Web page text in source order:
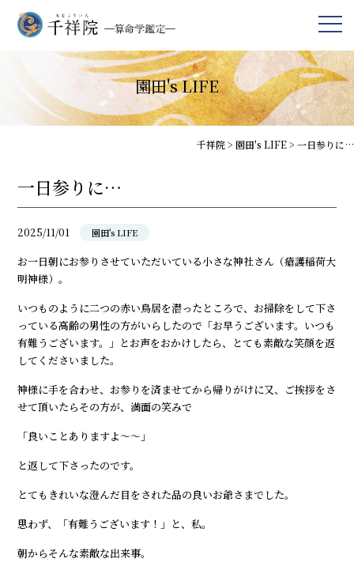
園田's LIFE
千祥院> 園田's LIFE> 一日参りに…
一日参りに…
2025/11/01 園田's LIFE
お一日朝にお参りさせていただいている小さな神社さん（瘡護稲荷大
明神様）。
いつものように二つの赤い鳥居を潜ったところで、お掃除をして下さ
っている高齢の男性の方がいらしたので「お早うございます。いつも
有難うございます。」とお声をおかけしたら、とても素敵な笑顔を返
してくださいました。
神様に手を合わせ、お参りを済ませてから帰りがけに又、ご挨拶をさ
せて頂いたらその方が、満面の笑みで
「良いことありますよ～～」
と返して下さったのです。
とてもきれいな澄んだ目をされた品の良いお爺さまでした。
思わず、「有難うございます！」と、私。
朝からそんな素敵な出来事。